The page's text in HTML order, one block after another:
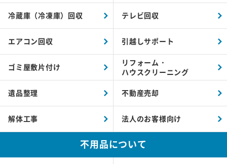
冷蔵庫（冷凍庫）回収 テレビ回収
エアコン回収 引越しサポート
ゴミ屋敷片付け
リフォーム・
ハウスクリーニング
遺品整理 不動産売却
解体工事 法人のお客様向け
不用品について